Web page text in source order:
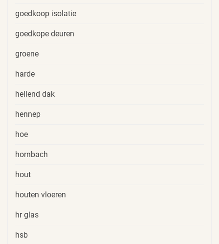
goedkoop isolatie
goedkope deuren
groene
harde
hellend dak
hennep
hoe
hornbach
hout
houten vloeren
hr glas
hsb